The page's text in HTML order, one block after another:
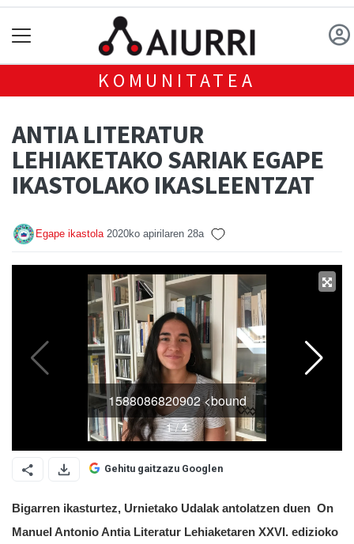
KOMUNITATEA
ANTIA LITERATUR
LEHIAKETAKO SARIAK EGAPE
IKASTOLAKO IKASLEENTZAT
Egape ikastola 2020ko apirilaren 28a
Gehitu gaitzazu Googlen
Bigarren ikasturtez, Urnietako Udalak antolatzen duen  On
Manuel Antonio Antia Literatur Lehiaketaren XXVI. edizioko